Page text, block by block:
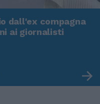
dall'ex compagna
ai giornalisti